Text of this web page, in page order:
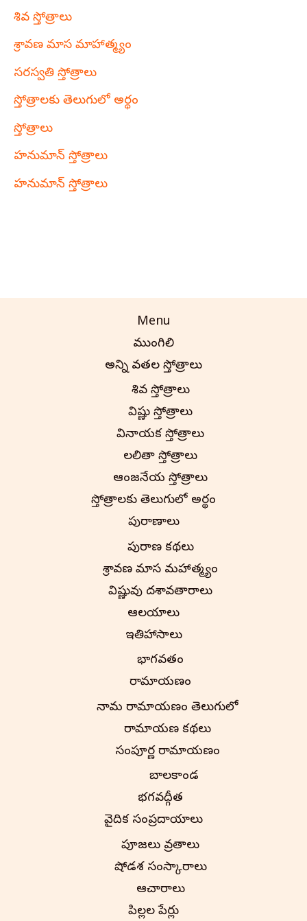
శివ స్తోత్రాలు
శ్రావణ మాస మాహాత్మ్యం
సరస్వతి స్తోత్రాలు
స్తోత్రాలకు తెలుగులో అర్థం
స్తోత్రాలు
హనుమాన్ స్తోత్రాలు
హనుమాన్ స్తోత్రాలు
Menu
ముంగిలి
అన్ని దేవతల స్తోత్రాలు
శివ స్తోత్రాలు
విష్ణు స్తోత్రాలు
వినాయక స్తోత్రాలు
లలితా స్తోత్రాలు
ఆంజనేయ స్తోత్రాలు
స్తోత్రాలకు తెలుగులో అర్థం
పురాణాలు
పురాణ కథలు
శ్రావణ మాస మహాత్మ్యం
విష్ణువు దశావతారాలు
ఆలయాలు
ఇతిహాసాలు
భాగవతం
రామాయణం
నామ రామాయణం తెలుగులో
రామాయణ కథలు
సంపూర్ణ రామాయణం
బాలకాండ
భగవద్గీత
వైదిక సంప్రదాయాలు
పూజలు వ్రతాలు
షోడశ సంస్కారాలు
ఆచారాలు
పిల్లల పేర్లు